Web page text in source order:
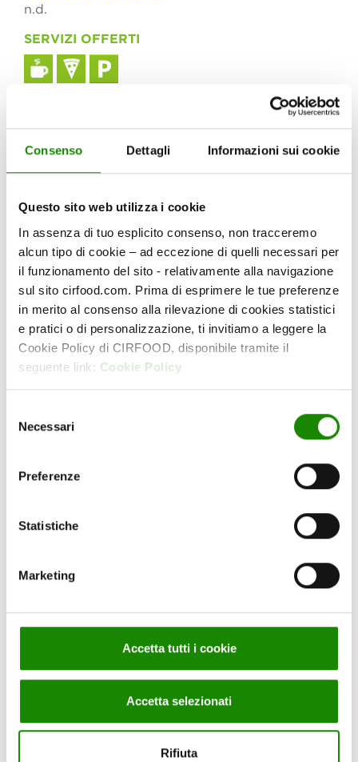
Consenso Dettagli Informazioni sui cookie
Questo sito web utilizza i cookie
In assenza di tuo esplicito consenso, non tracceremo
alcun tipo di cookie – ad eccezione di quelli necessari per
il funzionamento del sito - relativamente alla navigazione
sul sito cirfood.com. Prima di esprimere le tue preferenze
in merito al consenso alla rilevazione di cookies statistici
e pratici o di personalizzazione, ti invitiamo a leggere la
Cookie Policy di CIRFOOD, disponibile tramite il
seguente link: Cookie Policy
delNecessari
Preferenze
Statistiche
Marketing
Accetta tutti i cookie
Accetta selezionati
Rifiuta
SERVIZI OFFERTI
LEGENDA
n.d.
MAPPA
RITA SOLELUNA
Via Statale, 16/d Casalgrande
IN CONTATTO CON
CIRFOOD
Sei interessato ai nostri servizi?